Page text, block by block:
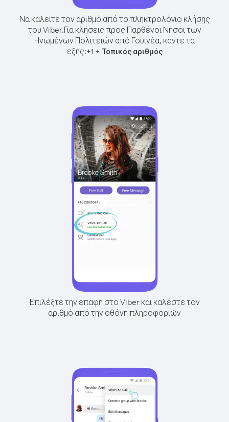
Να καλείτε τον αριθμό από το πληκτρολόγιο κλήσης
του Viber.Για κλήσεις προς Παρθένοι Νήσοι των
Ηνωμένων Πολιτειών από Γουινέα, κάντε τα
εξής:+1+ Τοπικός αριθμός
Επιλέξτε την επαφή στο Viber και καλέστε τον
αριθμό από την οθόνη πληροφοριών